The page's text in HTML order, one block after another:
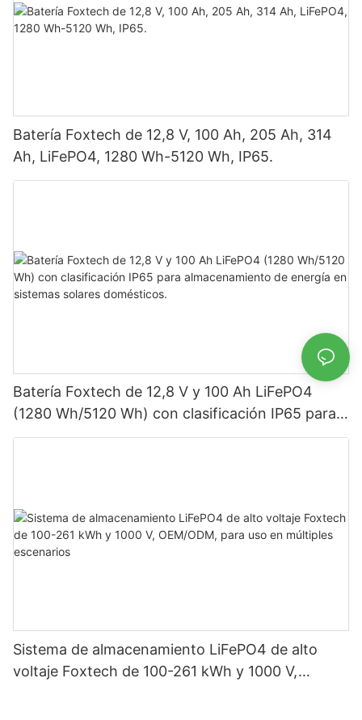
Batería Foxtech de 12,8 V, 100 Ah, 205 Ah, 314
Ah, LiFePO4, 1280 Wh-5120 Wh, IP65.
Batería Foxtech de 12,8 V y 100 Ah LiFePO4
(1280 Wh/5120 Wh) con clasificación IP65 para
almacenamiento de energía en sistemas solares
Sistema de almacenamiento LiFePO4 de alto
voltaje Foxtech de 100-261 kWh y 1000 V,